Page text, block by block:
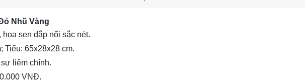
Nhũ Vàng
hoa sen đắp nổi sắc nét.
Tiểu: 65x28x28 cm.
liêm chính.
VNĐ.